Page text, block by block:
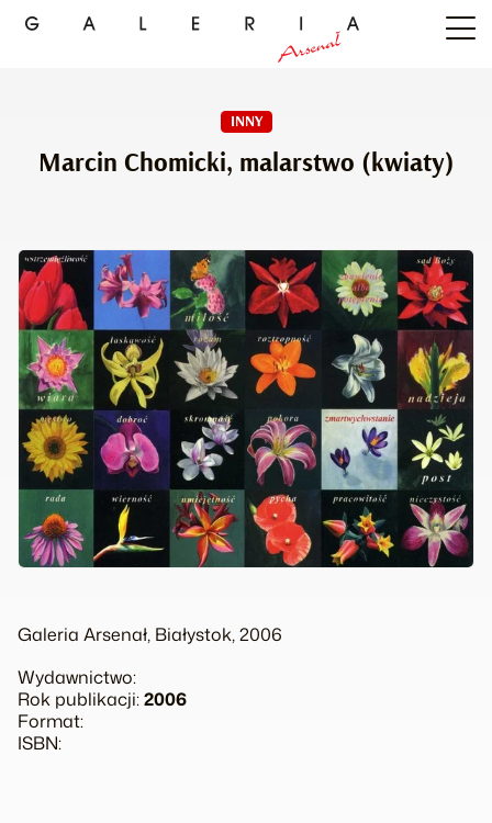
INNY
Marcin Chomicki, malarstwo (kwiaty)
Galeria Arsenał, Białystok, 2006
Wydawnictwo:
Rok publikacji:2006
Format:
ISBN: